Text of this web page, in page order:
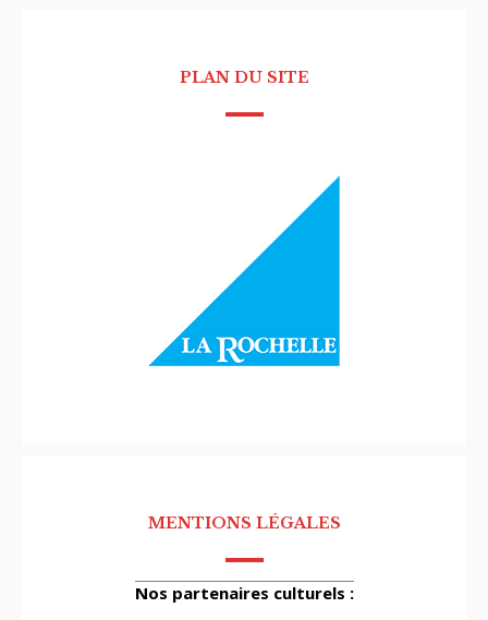
PLAN DU SITE
MENTIONS LÉGALES
Nos partenaires culturels :